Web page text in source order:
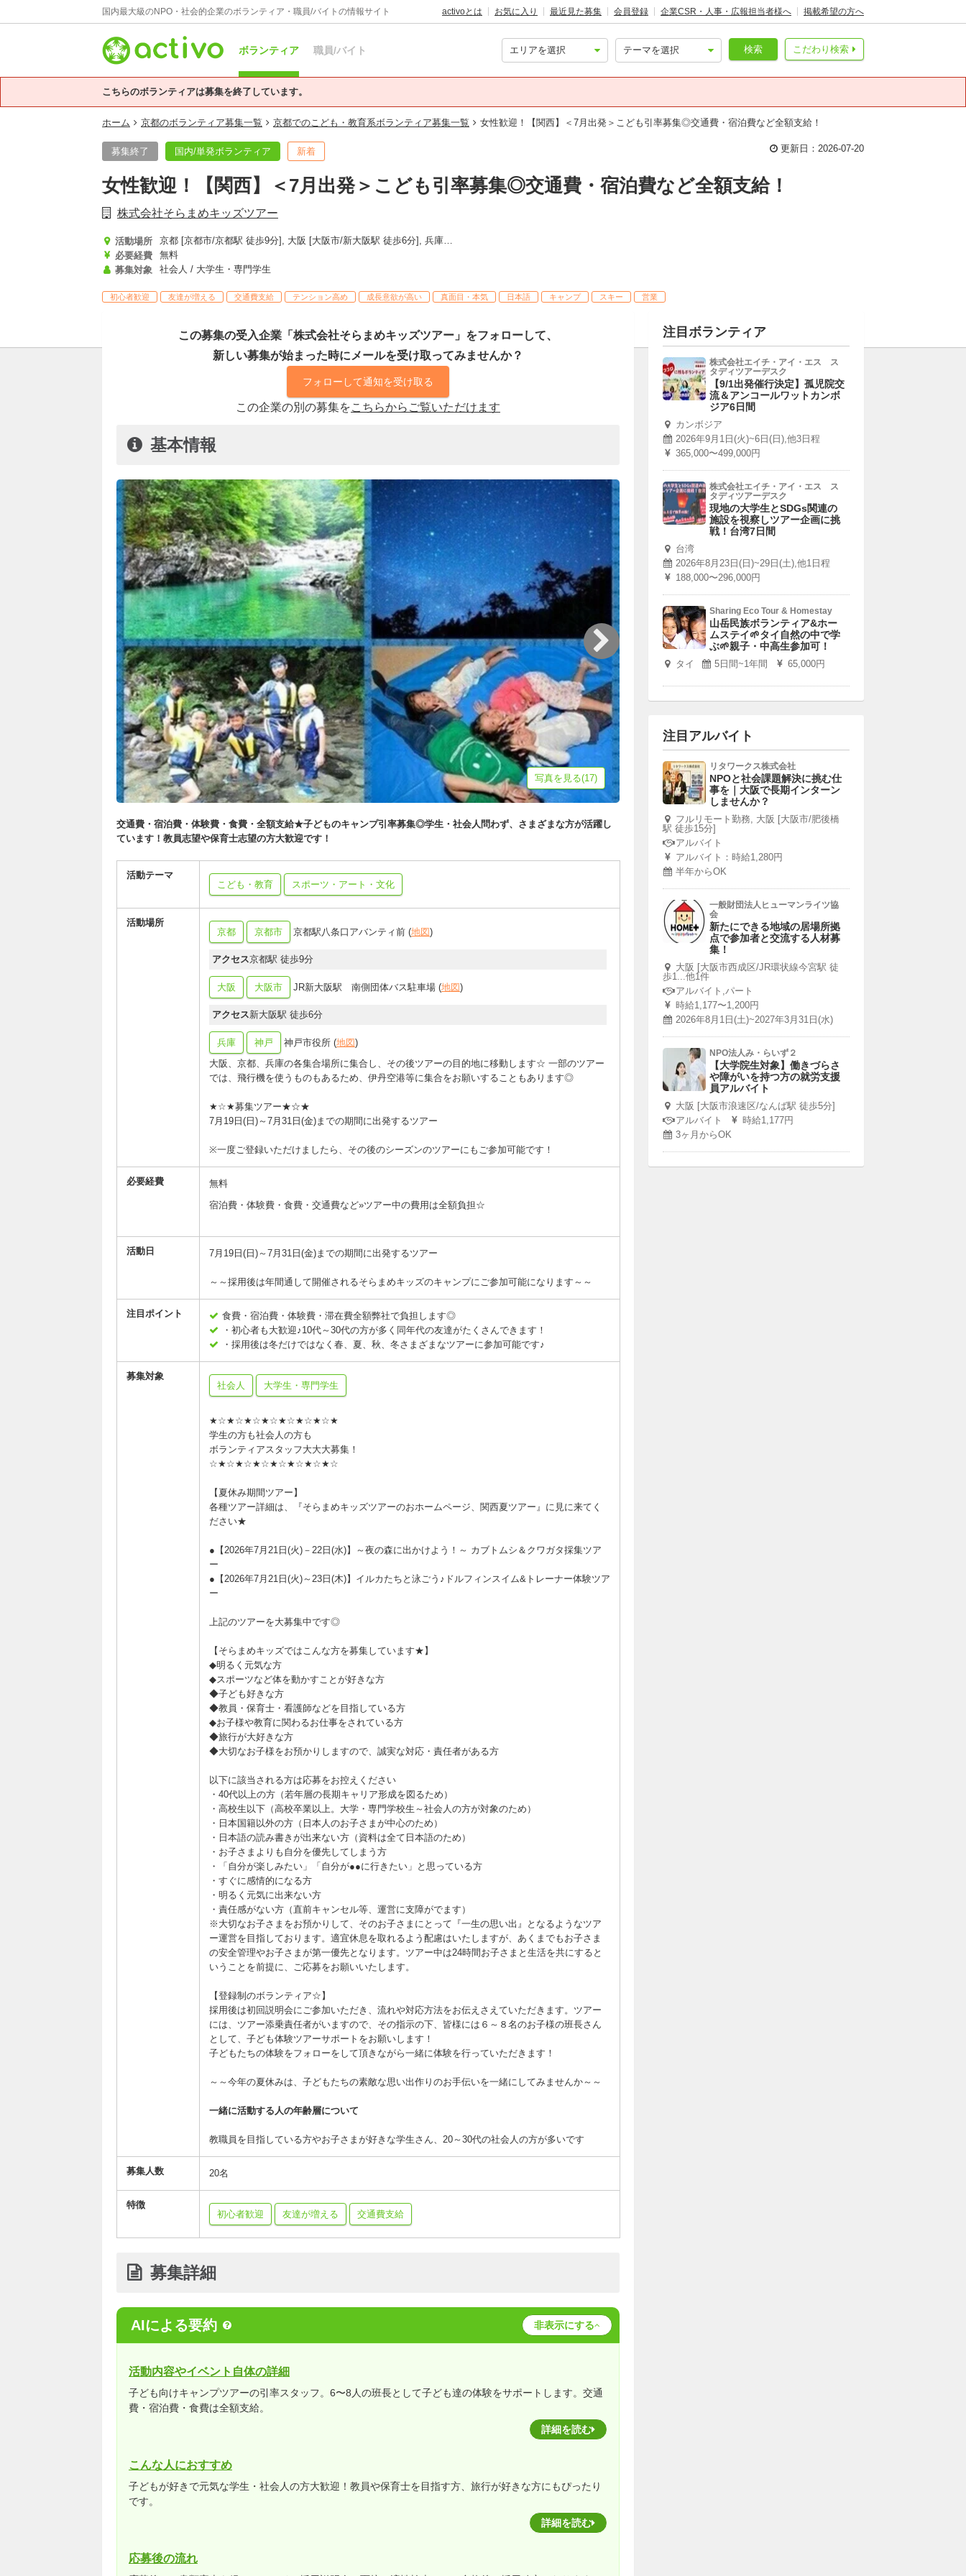
国内最大級のNPO・社会的企業のボランティア・職員/バイトの情報サイト activoとは お気に入り 最近見た募集 会員登録 企業CSR・人事・広報担当者様へ 掲載希望の方へ
ボランティア 職員/バイト こだわり検索
検索
こちらのボランティアは募集を終了しています。
ホーム 京都のボランティア募集一覧 京都でのこども・教育系ボランティア募集一覧 女性歓迎！【関西】＜7月出発＞こども引率募集◎交通費・宿泊費など全額支給！
募集終了 国内/単発ボランティア 新着 更新日：2026-07-20
女性歓迎！【関西】＜7月出発＞こども引率募集◎交通費・宿泊費など全額支給！
株式会社そらまめキッズツアー
活動場所
京都 [京都市/京都駅 徒歩9分], 大阪 [大阪市/新大阪駅 徒歩6分], 兵庫 [神戸]
必要経費
無料
募集対象
社会人 / 大学生・専門学生
初心者歓迎 友達が増える 交通費支給 テンション高め 成長意欲が高い 真面目・本気 日本語 キャンプ スキー 営業
この募集の受入企業「株式会社そらまめキッズツアー」をフォローして、
新しい募集が始まった時にメールを受け取ってみませんか？
フォローして通知を受け取る
この企業の別の募集をこちらからご覧いただけます
基本情報
写真を見る(17)
交通費・宿泊費・体験費・食費・全額支給★子どものキャンプ引率募集◎学生・社会人問わず、さまざまな方が活躍し
ています！教員志望や保育士志望の方大歓迎です！
活動テーマ
こども・教育
スポーツ・アート・文化
活動場所
京都
京都市 京都駅八条口アバンティ前 (地図)
アクセス京都駅 徒歩9分
大阪 大阪市 JR新大阪駅 南側団体バス駐車場 (地図)
アクセス新大阪駅 徒歩6分
兵庫 神戸 神戸市役所 (地図)
大阪、京都、兵庫の各集合場所に集合し、その後ツアーの目的地に移動します☆ 一部のツアー
では、飛行機を使うものもあるため、伊丹空港等に集合をお願いすることもあります◎
★☆★募集ツアー★☆★
7月19日(日)～7月31日(金)までの期間に出発するツアー
※一度ご登録いただけましたら、その後のシーズンのツアーにもご参加可能です！
必要経費
無料
宿泊費・体験費・食費・交通費など»ツアー中の費用は全額負担☆
活動日 7月19日(日)～7月31日(金)までの期間に出発するツアー
～～採用後は年間通して開催されるそらまめキッズのキャンプにご参加可能になります～～
注目ポイント
食費・宿泊費・体験費・滞在費全額弊社で負担します◎
・初心者も大歓迎♪10代～30代の方が多く同年代の友達がたくさんできます！
・採用後は冬だけではなく春、夏、秋、冬さまざまなツアーに参加可能です♪
募集対象
社会人
大学生・専門学生
★☆★☆★☆★☆★☆★☆★☆★
学生の方も社会人の方も
ボランティアスタッフ大大大募集！
☆★☆★☆★☆★☆★☆★☆★☆
【夏休み期間ツアー】
各種ツアー詳細は、『そらまめキッズツアーのおホームページ、関西夏ツアー』に見に来てく
ださい★
●【2026年7月21日(火)－22日(水)】～夜の森に出かけよう！～ カブトムシ＆クワガタ採集ツア
ー
●【2026年7月21日(火)～23日(木)】イルカたちと泳ごう♪ドルフィンスイム&トレーナー体験ツア
ー
上記のツアーを大募集中です◎
【そらまめキッズではこんな方を募集しています★】
◆明るく元気な方
◆スポーツなど体を動かすことが好きな方
◆子ども好きな方
◆教員・保育士・看護師などを目指している方
◆お子様や教育に関わるお仕事をされている方
◆旅行が大好きな方
◆大切なお子様をお預かりしますので、誠実な対応・責任者がある方
以下に該当される方は応募をお控えください
・40代以上の方（若年層の長期キャリア形成を図るため）
・高校生以下（高校卒業以上。大学・専門学校生～社会人の方が対象のため）
・日本国籍以外の方（日本人のお子さまが中心のため）
・日本語の読み書きが出来ない方（資料は全て日本語のため）
・お子さまよりも自分を優先してしまう方
・「自分が楽しみたい」「自分が●●に行きたい」と思っている方
・すぐに感情的になる方
・明るく元気に出来ない方
・責任感がない方（直前キャンセル等、運営に支障がでます）
※大切なお子さまをお預かりして、そのお子さまにとって『一生の思い出』となるようなツア
ー運営を目指しております。適宜休息を取れるよう配慮はいたしますが、あくまでもお子さま
の安全管理やお子さまが第一優先となります。ツアー中は24時間お子さまと生活を共にすると
いうことを前提に、ご応募をお願いいたします。
【登録制のボランティア☆】
採用後は初回説明会にご参加いただき、流れや対応方法をお伝えさえていただきます。ツアー
には、ツアー添乗責任者がいますので、その指示の下、皆様には６～８名のお子様の班長さん
として、子ども体験ツアーサポートをお願いします！
子どもたちの体験をフォローをして頂きながら一緒に体験を行っていただきます！
～～今年の夏休みは、子どもたちの素敵な思い出作りのお手伝いを一緒にしてみませんか～～
一緒に活動する人の年齢層について
教職員を目指している方やお子さまが好きな学生さん、20～30代の社会人の方が多いです
募集人数 20名
特徴
初心者歓迎
友達が増える 交通費支給
募集詳細
AIによる要約 非表示にする
活動内容やイベント自体の詳細
子ども向けキャンプツアーの引率スタッフ。6〜8人の班長として子ども達の体験をサポートします。交通
費・宿泊費・食費は全額支給。
詳細を読む
こんな人におすすめ
子どもが好きで元気な学生・社会人の方大歓迎！教員や保育士を目指す方、旅行が好きな方にもぴったり
です。
詳細を読む
応募後の流れ
注目ボランティア
株式会社エイチ・アイ・エス ス
タディツアーデスク
【9/1出発催行決定】孤児院交
流＆アンコールワットカンボ
ジア6日間
カンボジア
2026年9月1日(火)~6日(日),他3日程
365,000〜499,000円
株式会社エイチ・アイ・エス ス
タディツアーデスク
現地の大学生とSDGs関連の
施設を視察しツアー企画に挑
戦！台湾7日間
台湾
2026年8月23日(日)~29日(土),他1日程
188,000〜296,000円
Sharing Eco Tour & Homestay
山岳民族ボランティア&ホー
ムステイ🌱タイ自然の中で学
ぶ🌱親子・中高生参加可！
タイ 5日間~1年間 65,000円
注目アルバイト
リタワークス株式会社
NPOと社会課題解決に挑む仕
事を｜大阪で長期インターン
しませんか？
フルリモート勤務, 大阪 [大阪市/肥後橋
駅 徒歩15分]
アルバイト
アルバイト：時給1,280円
半年からOK
一般財団法人ヒューマンライツ協
会
新たにできる地域の居場所拠
点で参加者と交流する人材募
集！
大阪 [大阪市西成区/JR環状線今宮駅 徒
歩1...他1件
アルバイト,パート
時給1,177〜1,200円
2026年8月1日(土)~2027年3月31日(水)
NPO法人み・らいず２
【大学院生対象】働きづらさ
や障がいを持つ方の就労支援
員アルバイト
大阪 [大阪市浪速区/なんば駅 徒歩5分]
アルバイト
時給1,177円
3ヶ月からOK